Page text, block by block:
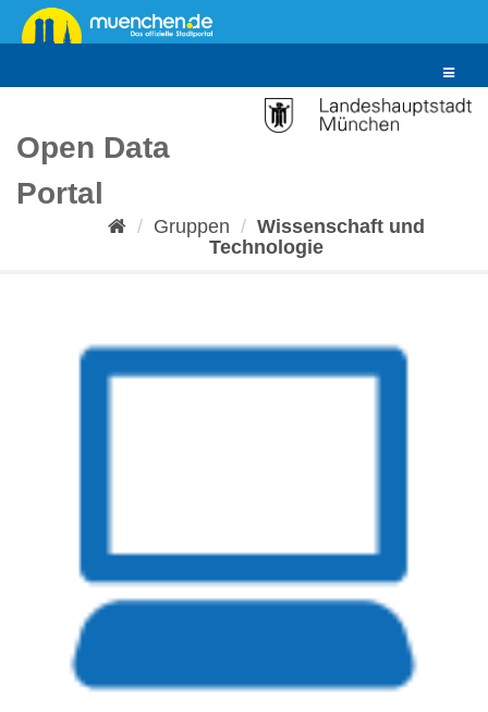
Überspringen
zum
Toggle
Open Data
Portal
Gruppen
Wissenschaft und
Technologie